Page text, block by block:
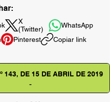
X
(Twitter)
WhatsApp
Pinterest Copiar link
143, DE 15 DE ABRIL DE 2019
-